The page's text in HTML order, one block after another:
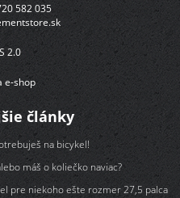
582 035
2.0
e-shop
články
na bicykel!
máš o koliečko naviac?
pre niekoho ešte rozmer 27,5 palca